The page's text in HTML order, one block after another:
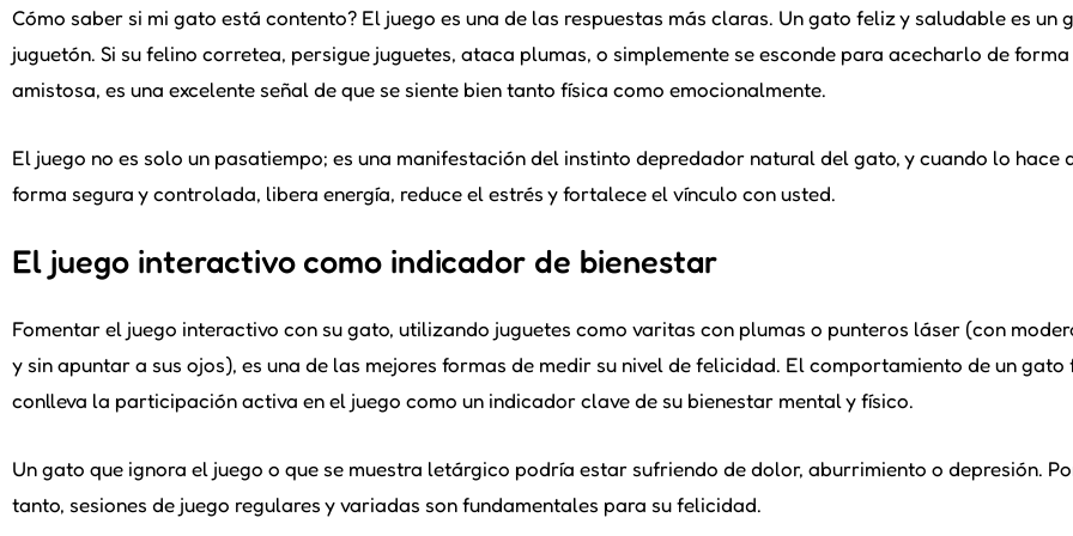
Cómo saber si mi gato está contento? El juego es una de las respuestas más claras. Un gato feliz y saludable es un
juguetón. Si su felino corretea, persigue juguetes, ataca plumas, o simplemente se esconde para acecharlo de forma
amistosa, es una excelente señal de que se siente bien tanto física como emocionalmente.
El juego no es solo un pasatiempo; es una manifestación del instinto depredador natural del gato, y cuando lo hace
forma segura y controlada, libera energía, reduce el estrés y fortalece el vínculo con usted.
El juego interactivo como indicador de bienestar
Fomentar el juego interactivo con su gato, utilizando juguetes como varitas con plumas o punteros láser (con
y sin apuntar a sus ojos), es una de las mejores formas de medir su nivel de felicidad. El comportamiento de un gato
conlleva la participación activa en el juego como un indicador clave de su bienestar mental y físico.
Un gato que ignora el juego o que se muestra letárgico podría estar sufriendo de dolor, aburrimiento o depresión.
tanto, sesiones de juego regulares y variadas son fundamentales para su felicidad.